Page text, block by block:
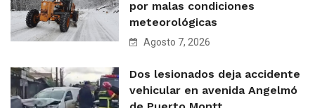
por malas condiciones
meteorológicas
Agosto 7, 2026
Dos lesionados deja accidente
vehicular en avenida Angelmó